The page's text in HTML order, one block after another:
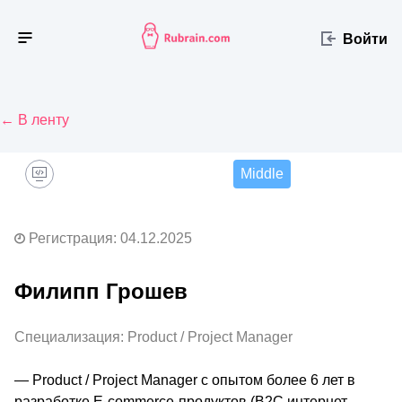
Войти
← В ленту
Middle
Регистрация: 04.12.2025
Филипп Грошев
Специализация: Product / Project Manager
— Product / Project Manager с опытом более 6 лет в